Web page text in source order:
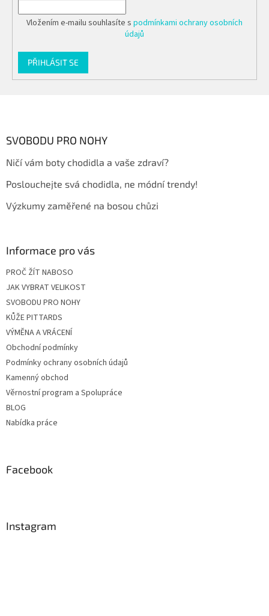
Vložením e-mailu souhlasíte s podmínkami ochrany osobních
údajů
PŘIHLÁSIT SE
SVOBODU PRO NOHY
Ničí vám boty chodidla a vaše zdraví?
Poslouchejte svá chodidla, ne módní trendy!
Výzkumy zaměřené na bosou chůzi
Informace pro vás
PROČ ŽÍT NABOSO
JAK VYBRAT VELIKOST
SVOBODU PRO NOHY
KŮŽE PITTARDS
VÝMĚNA A VRÁCENÍ
Obchodní podmínky
Podmínky ochrany osobních údajů
Kamenný obchod
Věrnostní program a Spolupráce
BLOG
Nabídka práce
Facebook
Instagram